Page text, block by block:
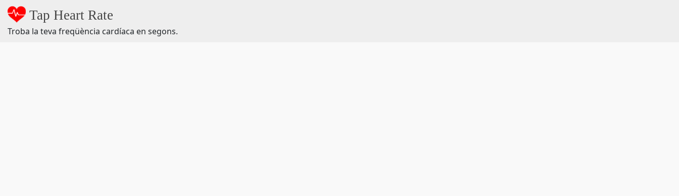
Tap Heart Rate
Troba la teva freqüència cardíaca en segons.